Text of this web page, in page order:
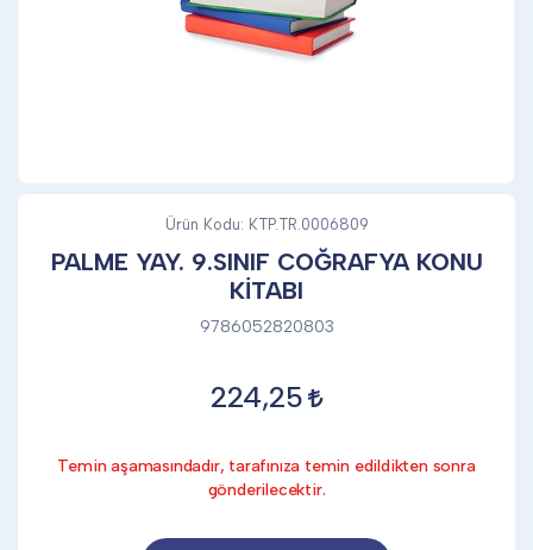
TERMOS & FİNCAN
Ürün Kodu: KTP.TR.0006809
PALME YAY. 9.SINIF COĞRAFYA KONU
KİTABI
9786052820803
224,25
Temin aşamasındadır, tarafınıza temin edildikten sonra
gönderilecektir.